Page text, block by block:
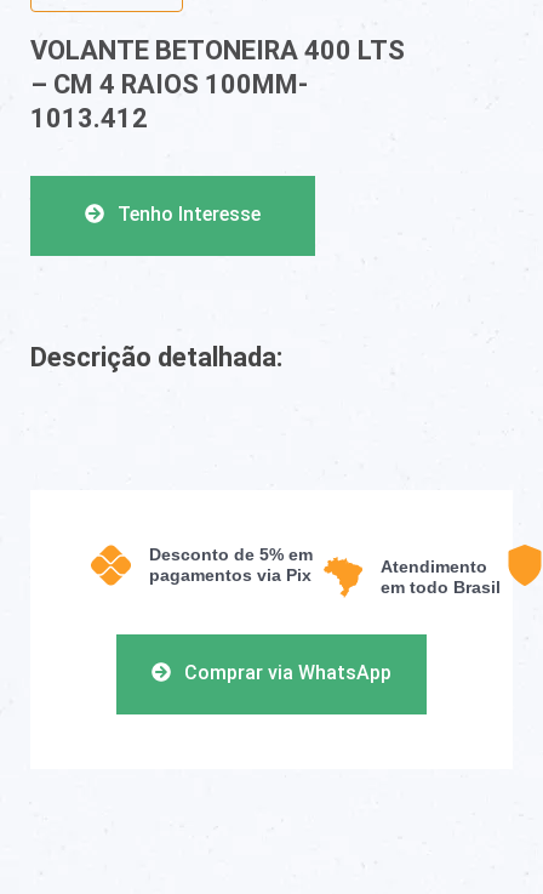
VOLANTE BETONEIRA 400 LTS
– CM 4 RAIOS 100MM-
1013.412
Tenho Interesse
Descrição detalhada:
Comprar via WhatsApp
Desconto de 5% em
pagamentos via Pix
Atendimento
em todo Brasil